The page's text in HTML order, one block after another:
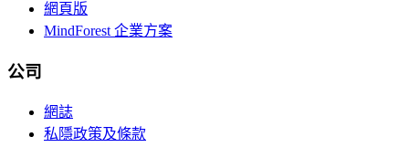
網頁版
MindForest 企業方案
公司
網誌
私隱政策及條款